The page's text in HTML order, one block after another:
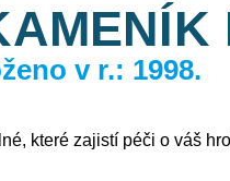
v r.: 1998.
které zajistí péči o váš